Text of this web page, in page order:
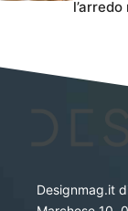
Designmag.it